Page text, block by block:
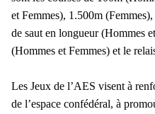
et Femmes), 1.500m
de saut en longueur (Hommes
(Hommes et Femmes) et le
Les Jeux de l’AES visent à
de l’espace confédéral, à